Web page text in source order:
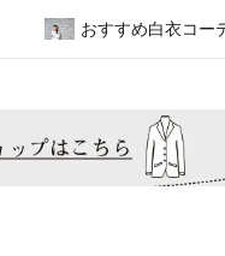
おすすめ白衣コーデ